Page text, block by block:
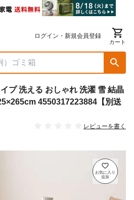
ログイン・新規会員登録
カート
プ 洗える おしゃれ 洗濯 雪 結晶
4550317223884【別送
レビューを書く